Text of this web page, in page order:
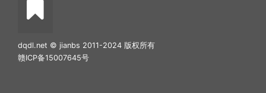
dqdl.net © jianbs 2011-2024 版权所有
赣ICP备15007645号